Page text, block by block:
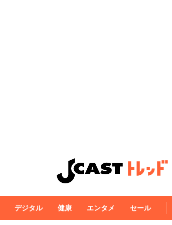
デジタル 健康 エンタメ セール